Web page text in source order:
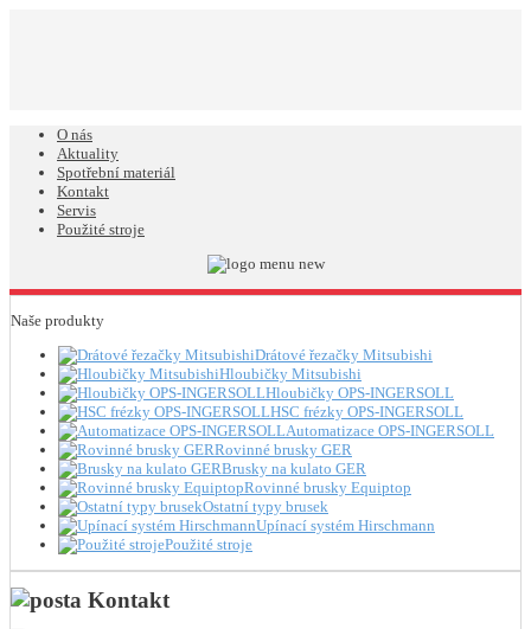
O nás
Aktuality
Spotřební materiál
Kontakt
Servis
Použité stroje
Naše produkty
Drátové řezačky Mitsubishi
Hloubičky Mitsubishi
Hloubičky OPS-INGERSOLL
HSC frézky OPS-INGERSOLL
Automatizace OPS-INGERSOLL
Rovinné brusky GER
Brusky na kulato GER
Rovinné brusky Equiptop
Ostatní typy brusek
Upínací systém Hirschmann
Použité stroje
Kontakt